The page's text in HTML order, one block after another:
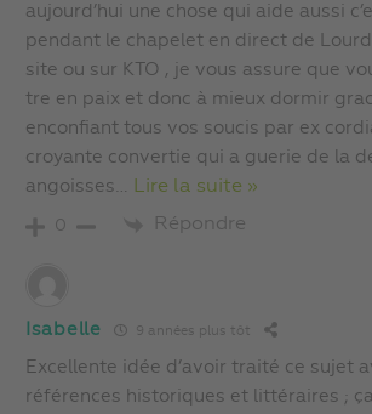
aujourd’hui une chose qui aide aussi
pendant le chapelet en direct de
site ou sur KTO , je vous assure que
tre en paix et donc à mieux dormir
enconfiant tous vos soucis par ex
croyante convertie qui a guerie de la
angoisses… Lire la suite »
0 Répondre
Isabelle 9 années plus tôt
Excellente idée d’avoir traité ce sujet
références historiques et littéraires ;